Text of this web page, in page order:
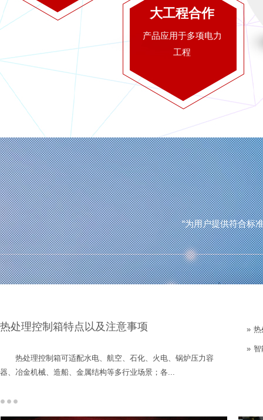
大工程合作
产品应用于多项电力
工程
“为用户提供符合标
热处理控制箱特点以及注意事项
热处理控制箱可适配水电、航空、石化、火电、锅炉压力容
器、冶金机械、造船、金属结构等多行业场景；各...
» 热
»